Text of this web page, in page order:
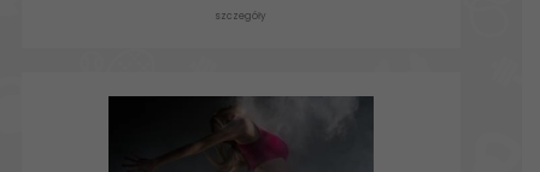
szczegóły